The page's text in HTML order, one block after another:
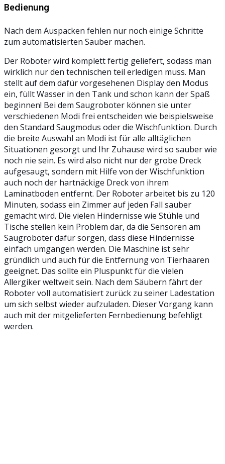
Bedienung
Nach dem Auspacken fehlen nur noch einige Schritte
zum automatisierten Sauber machen.
Der Roboter wird komplett fertig geliefert, sodass man
wirklich nur den technischen teil erledigen muss. Man
stellt auf dem dafür vorgesehenen Display den Modus
ein, füllt Wasser in den Tank und schon kann der Spaß
beginnen! Bei dem Saugroboter können sie unter
verschiedenen Modi frei entscheiden wie beispielsweise
den Standard Saugmodus oder die Wischfunktion. Durch
die breite Auswahl an Modi ist für alle alltäglichen
Situationen gesorgt und Ihr Zuhause wird so sauber wie
noch nie sein. Es wird also nicht nur der grobe Dreck
aufgesaugt, sondern mit Hilfe von der Wischfunktion
auch noch der hartnäckige Dreck von ihrem
Laminatboden entfernt. Der Roboter arbeitet bis zu 120
Minuten, sodass ein Zimmer auf jeden Fall sauber
gemacht wird. Die vielen Hindernisse wie Stühle und
Tische stellen kein Problem dar, da die Sensoren am
Saugroboter dafür sorgen, dass diese Hindernisse
einfach umgangen werden. Die Maschine ist sehr
gründlich und auch für die Entfernung von Tierhaaren
geeignet. Das sollte ein Pluspunkt für die vielen
Allergiker weltweit sein. Nach dem Säubern fährt der
Roboter voll automatisiert zurück zu seiner Ladestation
um sich selbst wieder aufzuladen. Dieser Vorgang kann
auch mit der mitgelieferten Fernbedienung befehligt
werden.